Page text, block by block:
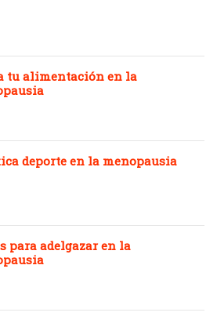
tu alimentación en la
deporte en la menopausia
para adelgazar en la